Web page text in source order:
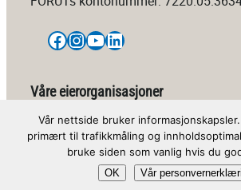
Facebook InstagramYouTube LinkedIn
Våre eierorganisasjoner
Vår nettside bruker
primært til trafikkmåling og
bruke siden som vanlig hvis du
OK Vår